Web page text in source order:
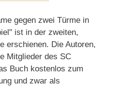
gegen zwei Türme in
ist in der zweiten,
erschienen. Die Autoren,
Mitglieder des SC
Buch kostenlos zum
und zwar als